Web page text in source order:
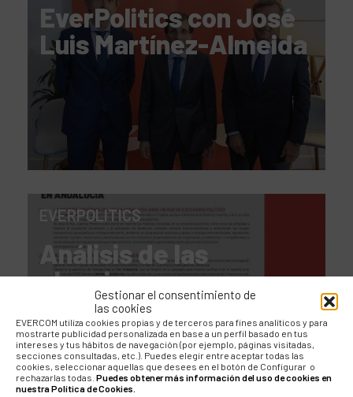
Gestionar el consentimiento de
las cookies
EVERCOM utiliza cookies propias y de terceros para fines analíticos y para
mostrarte publicidad personalizada en base a un perfil basado en tus
intereses y tus hábitos de navegación (por ejemplo, páginas visitadas,
secciones consultadas, etc.). Puedes elegir entre aceptar todas las
cookies, seleccionar aquellas que desees en el botón de Configurar o
rechazarlas todas. Puedes obtener más información del uso de cookies en
nuestra Política de Cookies.
EverPolitics con José
Luis Martínez-Almeida
EVERPOLITICS
Análisis de las
elecciones en
Andalucía 2022:
histórica mayoría
absoluta del PP